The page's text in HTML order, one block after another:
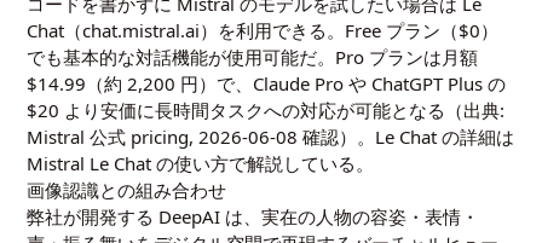
Chat（chat.mistral.ai）を利用できる。Free プラン（$0）
でも基本的な対話機能が使用可能だ。Pro プランは月額
$14.99（約 2,200 円）で、Claude Pro や ChatGPT Plus の
$20 より安価に長時間タスクへの対応が可能となる（出典:
Mistral 公式 pricing, 2026-06-08 確認）。Le Chat の詳細は
Mistral Le Chat の使い方で解説している。
画像認識との組み合わせ
弊社が開発する DeepAI は、実在の人物の容姿・表情・